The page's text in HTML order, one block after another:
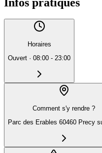
Horaires
Ouvert · 08:00 - 23:00
Comment s'y rendre ?
Parc des Erables 60460 Precy